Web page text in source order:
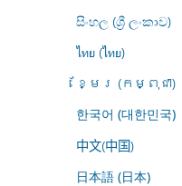
සිංහල (ශ්‍රී ලංකාව)
ไทย (ไทย)
ខ្មែរ (កម្ពុជា)
한국어 (대한민국)
中文(中国)
日本語 (日本)